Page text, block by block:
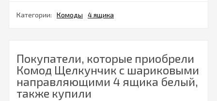
Категории: Комоды 4 ящика
Покупатели, которые приобрели
Комод Щелкунчик с шариковыми
направляющими 4 ящика белый,
также купили